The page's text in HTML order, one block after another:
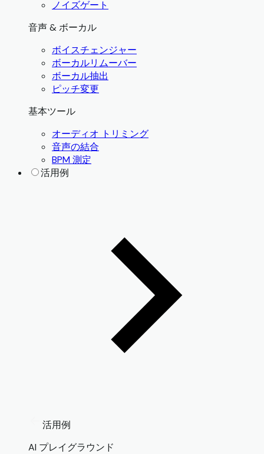
ノイズゲート
音声 & ボーカル
ボイスチェンジャー
ボーカルリムーバー
ボーカル抽出
ピッチ変更
基本ツール
オーディオ トリミング
音声の結合
BPM 測定
活用例
活用例
AI プレイグラウンド